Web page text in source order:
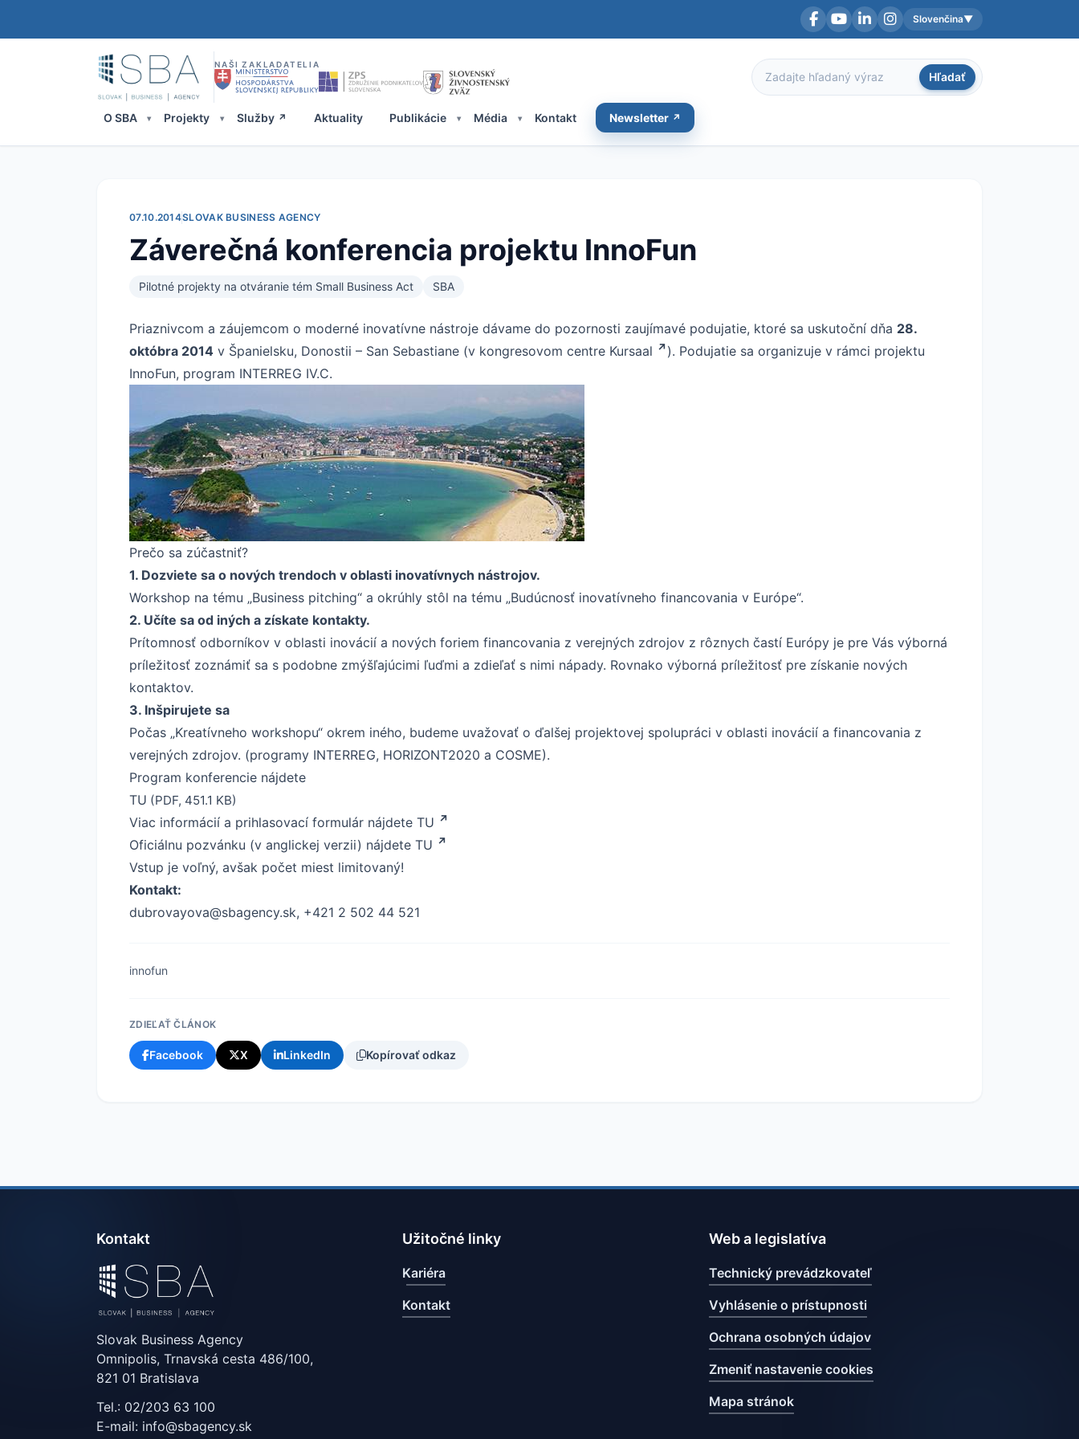
FacebookYouTubeLinkedInInstagramAktuálny jazyk:
Slovenčina▼
NAŠI ZAKLADATELIA
Hľadať
Hľadať
O SBA Projekty Služby Aktuality Publikácie Média Kontakt Newsletter
07.10.2014SLOVAK BUSINESS AGENCY
Záverečná konferencia projektu InnoFun
Pilotné projekty na otváranie tém Small Business Act SBA
Priaznivcom a záujemcom o moderné inovatívne nástroje dávame do pozornosti zaujímavé podujatie, ktoré sa uskutoční dňa 28.
októbra 2014 v Španielsku, Donostii – San Sebastiane (v kongresovom centre Kursaal
). Podujatie sa organizuje v rámci projektu
InnoFun, program INTERREG IV.C.
Prečo sa zúčastniť?
1. Dozviete sa o nových trendoch v oblasti inovatívnych nástrojov.
Workshop na tému „Business pitching“ a okrúhly stôl na tému „Budúcnosť inovatívneho financovania v Európe“.
2. Učíte sa od iných a získate kontakty.
Prítomnosť odborníkov v oblasti inovácií a nových foriem financovania z verejných zdrojov z rôznych častí Európy je pre Vás výborná
príležitosť zoznámiť sa s podobne zmýšľajúcimi ľuďmi a zdieľať s nimi nápady. Rovnako výborná príležitosť pre získanie nových
kontaktov.
3. Inšpirujete sa
Počas „Kreatívneho workshopu“ okrem iného, budeme uvažovať o ďalšej projektovej spolupráci v oblasti inovácií a financovania z
verejných zdrojov. (programy INTERREG, HORIZONT2020 a COSME).
Program konferencie nájdete
TU (PDF, 451.1 KB)
Viac informácií a prihlasovací formulár nájdete TU
Oficiálnu pozvánku (v anglickej verzii) nájdete TU
Vstup je voľný, avšak počet miest limitovaný!
Kontakt:
dubrovayova@sbagency.sk, +421 2 502 44 521
innofun
ZDIEĽAŤ ČLÁNOK
Facebook X LinkedIn Kopírovať odkaz
Kontakt
Slovak Business Agency
Omnipolis, Trnavská cesta 486/100,
821 01 Bratislava
Tel.: 02/203 63 100
E-mail: info@sbagency.sk
Užitočné linky
Kariéra
Kontakt
Web a legislatíva
Technický prevádzkovateľ
Vyhlásenie o prístupnosti
Ochrana osobných údajov
Zmeniť nastavenie cookies
Mapa stránok